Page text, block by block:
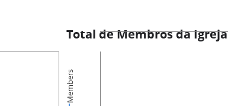
Total de Membros da Igreja
Members